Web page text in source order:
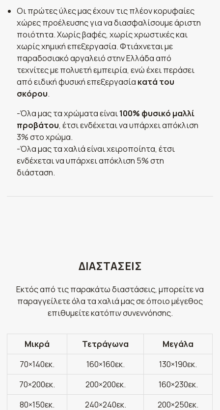
Οι πρώτες ύλες μας έχουν τις πλέον κορυφαίες
χώρες προέλευσης για να διασφαλίσουμε άριστη
ποιότητα. Χωρίς βαφές, χωρίς χρωστικές και
χωρίς χημική επεξεργασία. Φτιάχνεται με
παραδοσιακό αργαλειό στην Ελλάδα από
τεχνίτες με πολυετή εμπειρία, ενώ έχει περάσει
από ειδική φυσική επεξεργασία κατά του
σκόρου.
-Όλα μας τα χρώματα είναι100% φυσικό μαλλί
προβάτου, έτσι ενδέχεται να υπάρχει απόκλιση
3% στο χρώμα.
-Όλα μας τα χαλιά είναι χειροποίητα, έτσι
ενδέχεται να υπάρχει απόκλιση 5% στη
διάσταση.
ΔΙΑΣΤΑΣΕΙΣ
Εκτός από τις παρακάτω διαστάσεις, μπορείτε να
παραγγείλετε όλα τα χαλιά μας σε όποιο μέγεθος
επιθυμείτε κατόπιν συνεννόησης.
Μικρά Τετράγωνα
Μεγάλα
70×140εκ.
160×160εκ.
130×190εκ.
70×200εκ.
200×200εκ.
160×230εκ.
80×150εκ.
240×240εκ. 200×250εκ.